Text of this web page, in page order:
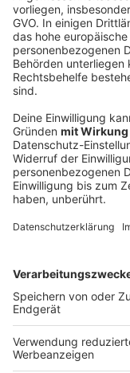
Bayern lockert
Tierhaltung
Das
Versorgungslage
nichtökologisches
DEINE
Du hast dir noch
Markiere sie